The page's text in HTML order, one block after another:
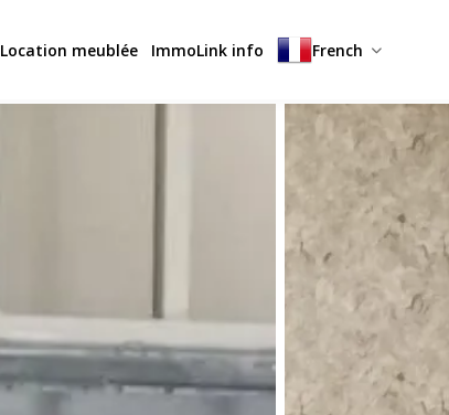
Location meublée ImmoLink info French